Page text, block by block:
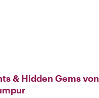
& Hidden Gems von